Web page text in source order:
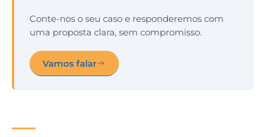
Conte-nos o seu caso e responderemos com
uma proposta clara, sem compromisso.
Vamos falar